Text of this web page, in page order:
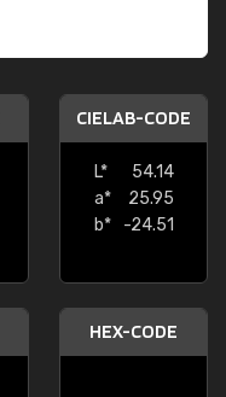
CIELAB-CODE
L*
54.14
a*
25.95
b*
-24.51
HEX-CODE